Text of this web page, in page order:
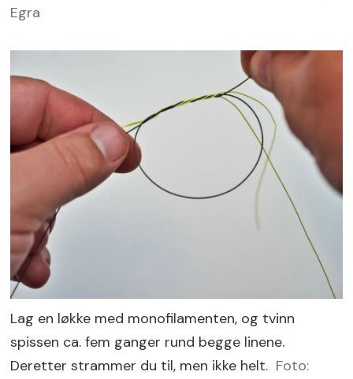
Egra
Lag en løkke med monofilamenten, og tvinn
spissen ca. fem ganger rund begge linene.
Deretter strammer du til, men ikke helt. Foto: